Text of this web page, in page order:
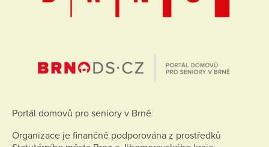
Portál domovů pro seniory v Brně
Organizace je finančně podporována z prostředků